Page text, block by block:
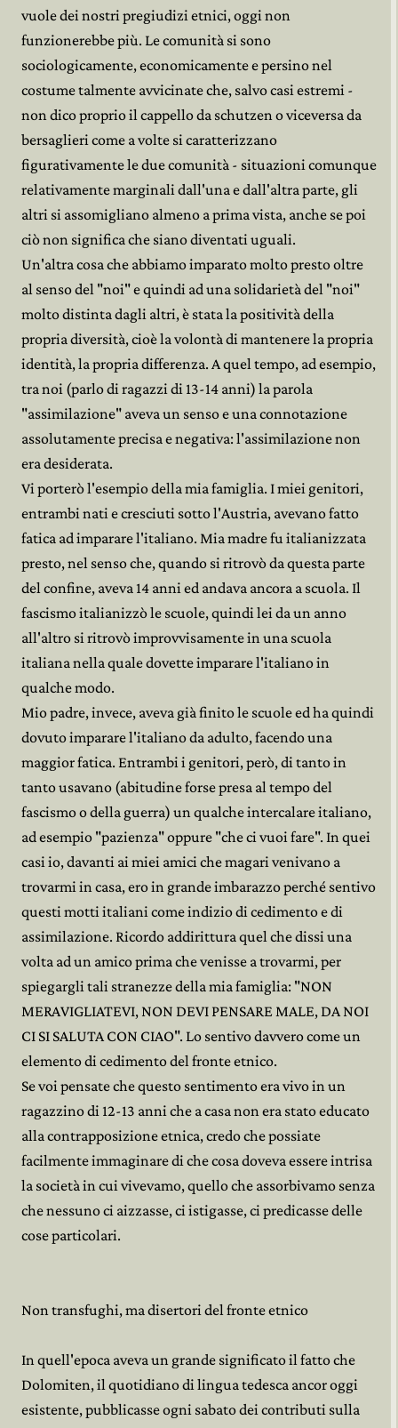
vuole dei nostri pregiudizi etnici, oggi non
funzionerebbe più. Le comunità si sono
sociologicamente, economicamente e persino nel
costume talmente avvicinate che, salvo casi estremi -
non dico proprio il cappello da schutzen o viceversa da
bersaglieri come a volte si caratterizzano
figurativamente le due comunità - situazioni comunque
relativamente marginali dall'una e dall'altra parte, gli
altri si assomigliano almeno a prima vista, anche se poi
ciò non significa che siano diventati uguali.
Un'altra cosa che abbiamo imparato molto presto oltre
al senso del "noi" e quindi ad una solidarietà del "noi"
molto distinta dagli altri, è stata la positività della
propria diversità, cioè la volontà di mantenere la propria
identità, la propria differenza. A quel tempo, ad esempio,
tra noi (parlo di ragazzi di 13-14 anni) la parola
"assimilazione" aveva un senso e una connotazione
assolutamente precisa e negativa: l'assimilazione non
era desiderata.
Vi porterò l'esempio della mia famiglia. I miei genitori,
entrambi nati e cresciuti sotto l'Austria, avevano fatto
fatica ad imparare l'italiano. Mia madre fu italianizzata
presto, nel senso che, quando si ritrovò da questa parte
del confine, aveva 14 anni ed andava ancora a scuola. Il
fascismo italianizzò le scuole, quindi lei da un anno
all'altro si ritrovò improvvisamente in una scuola
italiana nella quale dovette imparare l'italiano in
qualche modo.
Mio padre, invece, aveva già finito le scuole ed ha quindi
dovuto imparare l'italiano da adulto, facendo una
maggior fatica. Entrambi i genitori, però, di tanto in
tanto usavano (abitudine forse presa al tempo del
fascismo o della guerra) un qualche intercalare italiano,
ad esempio "pazienza" oppure "che ci vuoi fare". In quei
casi io, davanti ai miei amici che magari venivano a
trovarmi in casa, ero in grande imbarazzo perché sentivo
questi motti italiani come indizio di cedimento e di
assimilazione. Ricordo addirittura quel che dissi una
volta ad un amico prima che venisse a trovarmi, per
spiegargli tali stranezze della mia famiglia: "NON
MERAVIGLIATEVI, NON DEVI PENSARE MALE, DA NOI
CI SI SALUTA CON CIAO". Lo sentivo davvero come un
elemento di cedimento del fronte etnico.
Se voi pensate che questo sentimento era vivo in un
ragazzino di 12-13 anni che a casa non era stato educato
alla contrapposizione etnica, credo che possiate
facilmente immaginare di che cosa doveva essere intrisa
la società in cui vivevamo, quello che assorbivamo senza
che nessuno ci aizzasse, ci istigasse, ci predicasse delle
cose particolari.
Non transfughi, ma disertori del fronte etnico
In quell'epoca aveva un grande significato il fatto che
Dolomiten, il quotidiano di lingua tedesca ancor oggi
esistente, pubblicasse ogni sabato dei contributi sulla